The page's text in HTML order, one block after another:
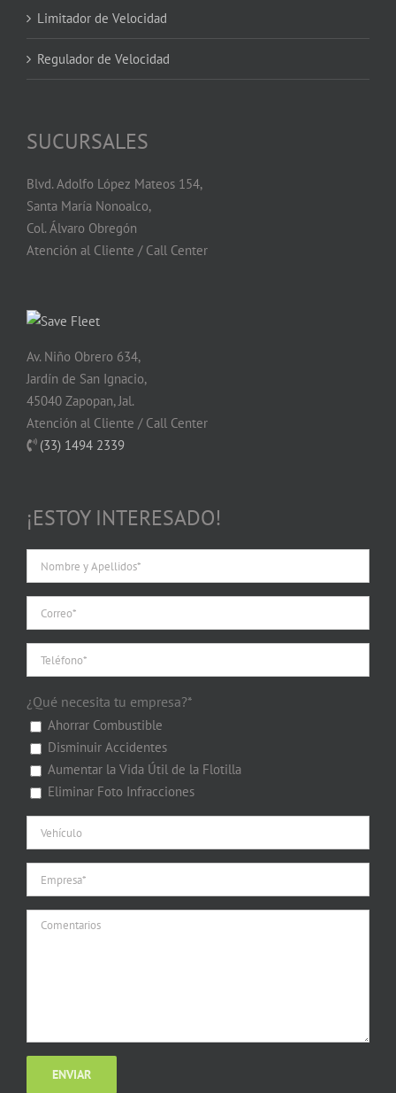
Limitador de Velocidad
Regulador de Velocidad
SUCURSALES
Blvd. Adolfo López Mateos 154,
Santa María Nonoalco,
Col. Álvaro Obregón
Atención al Cliente / Call Center
Av. Niño Obrero 634,
Jardín de San Ignacio,
45040 Zapopan, Jal.
Atención al Cliente / Call Center
(33) 1494 2339
¡ESTOY INTERESADO!
¿Qué necesita tu empresa?*
Ahorrar Combustible
Disminuir Accidentes
Aumentar la Vida Útil de la Flotilla
Eliminar Foto Infracciones